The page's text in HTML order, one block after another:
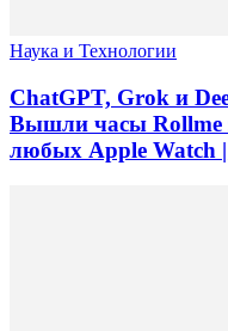
Наука и Технологии
ChatGPT, Grok и
Вышли часы Rollme
любых Apple Watch